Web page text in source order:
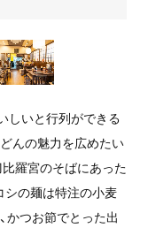
しいと行列ができる
んの魅力を広めたい
羅宮のそばにあった
シの麺は特注の小麦
かつお節でとった出